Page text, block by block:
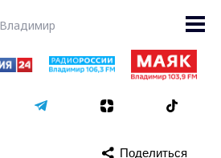
Поделиться